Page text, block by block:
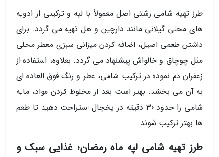
طرز تهیه شامی رشتی اصل معمولاً با لپه و ترکیبی از ادویه
های محلی گیلانی مانند دارچین و هل تهیه می گردد. برای
داشتن طعمی اصیل، اضافه کردن میزانی سبزی معطر محلی
مثل چوچاق و خالواش پیشنهاد می گردد. بعلاوه، استفاده از
زعفران دم نموده در ترکیب شامی، عطر و رنگ فوق العاده ای
به آن می بخشد. بهتر است بعد از مخلوط کردن مواد، مایه
شامی را حدود 30 دقیقه در یخچال استراحت دهید تا طعم
ها بهتر ترکیب شوند.
طرز تهیه شامی لپه ماه رمضان؛ غذایی سبک و